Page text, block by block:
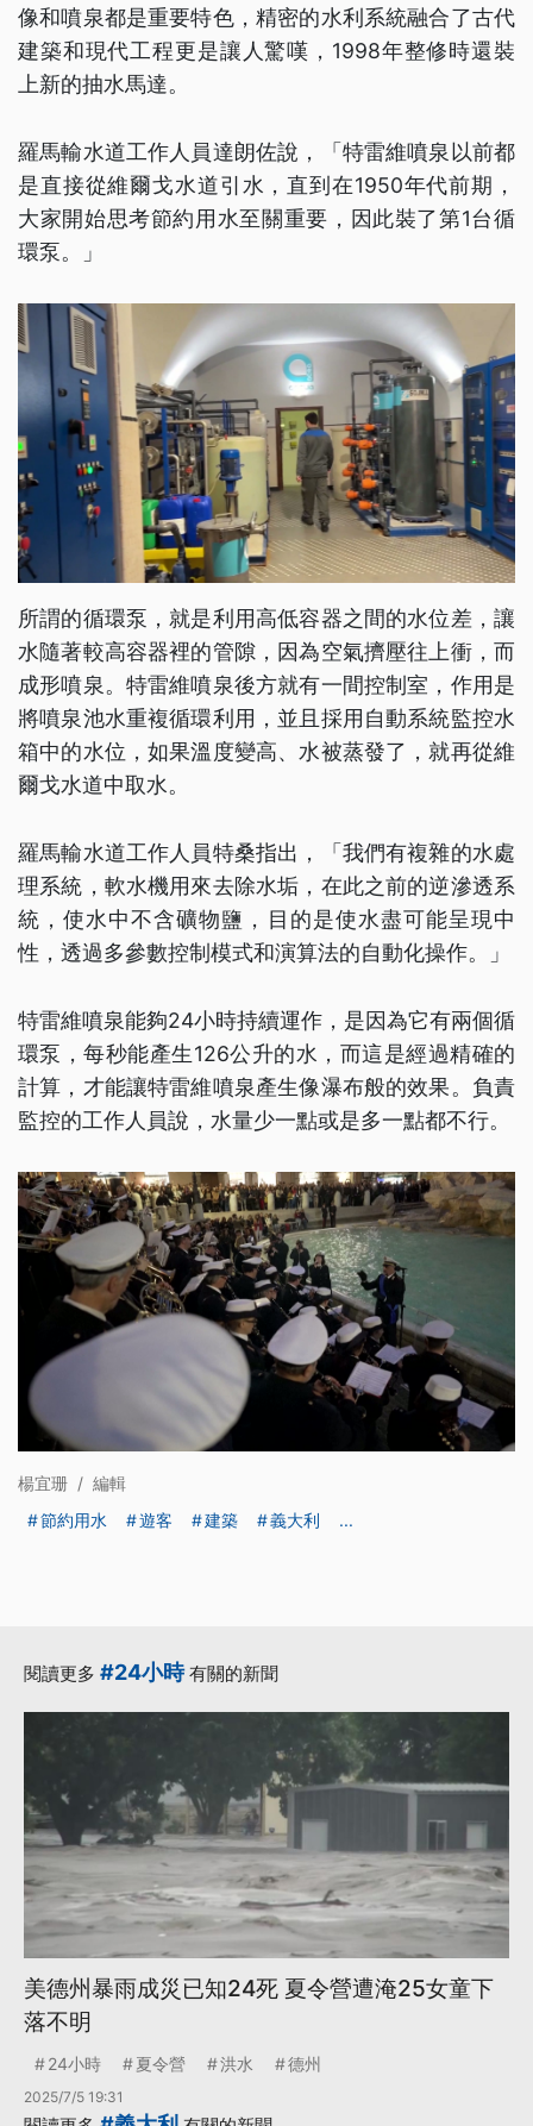
像和噴泉都是重要特色，精密的水利系統融合了古代
建築和現代工程更是讓人驚嘆，1998年整修時還裝
上新的抽水馬達。
羅馬輸水道工作人員達朗佐說，「特雷維噴泉以前都
是直接從維爾戈水道引水，直到在1950年代前期，
大家開始思考節約用水至關重要，因此裝了第1台循
環泵。」
所謂的循環泵，就是利用高低容器之間的水位差，讓
水隨著較高容器裡的管隙，因為空氣擠壓往上衝，而
成形噴泉。特雷維噴泉後方就有一間控制室，作用是
將噴泉池水重複循環利用，並且採用自動系統監控水
箱中的水位，如果溫度變高、水被蒸發了，就再從維
爾戈水道中取水。
羅馬輸水道工作人員特桑指出，「我們有複雜的水處
理系統，軟水機用來去除水垢，在此之前的逆滲透系
統，使水中不含礦物鹽，目的是使水盡可能呈現中
性，透過多參數控制模式和演算法的自動化操作。」
特雷維噴泉能夠24小時持續運作，是因為它有兩個循
環泵，每秒能產生126公升的水，而這是經過精確的
計算，才能讓特雷維噴泉產生像瀑布般的效果。負責
監控的工作人員說，水量少一點或是多一點都不行。
楊宜珊 / 編輯
節約用水
遊客 建築 義大利 ...
閱讀更多 #24小時有關的新聞
美德州暴雨成災已知24死 夏令營遭淹25女童下
落不明
24小時 夏令營 洪水 德州
2025/7/5 19:31